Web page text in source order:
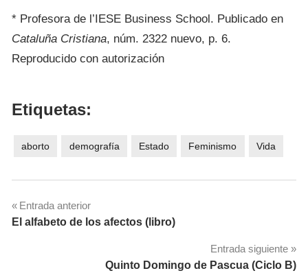
* Profesora de l’IESE Business School. Publicado en
Cataluña Cristiana, núm. 2322 nuevo, p. 6.
Reproducido con autorización
Etiquetas:
aborto demografía Estado Feminismo Vida
Navegación
Entrada anterior
El alfabeto de los afectos (libro)
Entrada siguiente
Quinto Domingo de Pascua (Ciclo B)